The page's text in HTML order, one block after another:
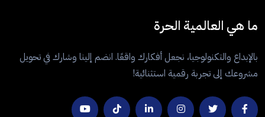
ما هي العالمية الحرة
بالإبداع والتكنولوجيا، نجعل أفكارك واقعًا. انضم إلينا وشارك في تحويل
مشروعك إلى تجربة رقمية استثنائية!